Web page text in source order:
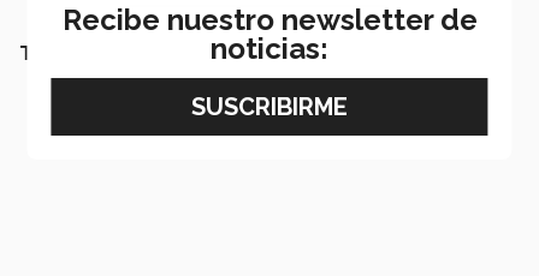
TAMBIÉN TE PUEDE INTERESAR LEER:
Recibe nuestro newsletter de
noticias: